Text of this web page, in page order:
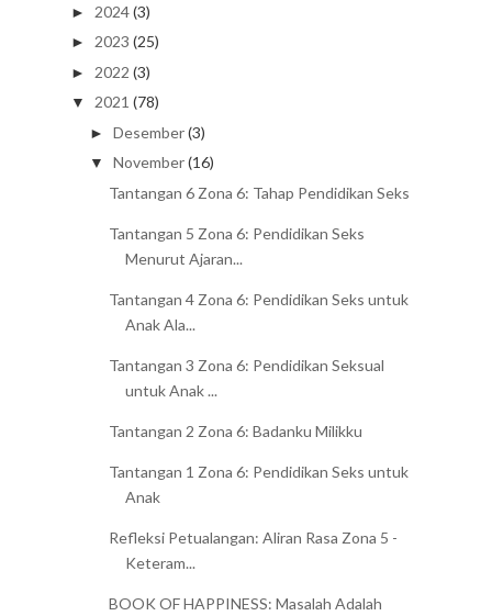
► 2024(3)
► 2023 (25)
► 2022 (3)
▼ 2021 (78)
► Desember(3)
▼ November(16)
Tantangan 6 Zona 6: Tahap Pendidikan Seks
Tantangan 5 Zona 6: Pendidikan Seks
Menurut Ajaran...
Tantangan 4 Zona 6: Pendidikan Seks untuk
Anak Ala...
Tantangan 3 Zona 6: Pendidikan Seksual
untuk Anak ...
Tantangan 2 Zona 6: Badanku Milikku
Tantangan 1 Zona 6: Pendidikan Seks untuk
Anak
Refleksi Petualangan: Aliran Rasa Zona 5 -
Keteram...
BOOK OF HAPPINESS: Masalah Adalah